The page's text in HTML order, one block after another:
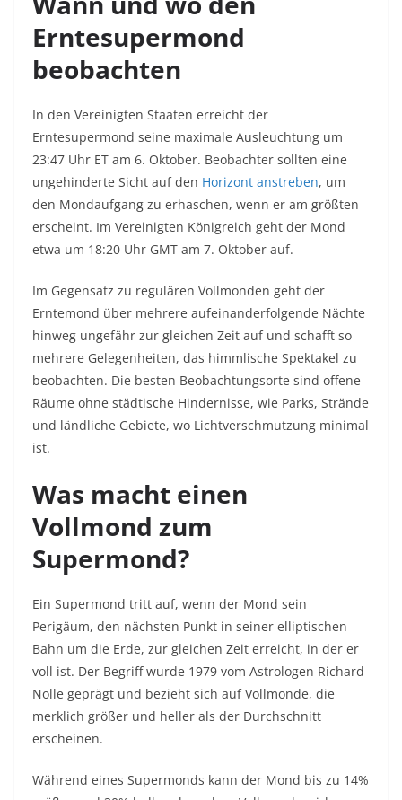
Erntesupermond
beobachten
In den Vereinigten Staaten erreicht der
Erntesupermond seine maximale Ausleuchtung um
23:47 Uhr ET am 6. Oktober. Beobachter sollten eine
ungehinderte Sicht auf den Horizont anstreben, um
den Mondaufgang zu erhaschen, wenn er am größten
erscheint. Im Vereinigten Königreich geht der Mond
etwa um 18:20 Uhr GMT am 7. Oktober auf.
Im Gegensatz zu regulären Vollmonden geht der
Erntemond über mehrere aufeinanderfolgende Nächte
hinweg ungefähr zur gleichen Zeit auf und schafft so
mehrere Gelegenheiten, das himmlische Spektakel zu
beobachten. Die besten Beobachtungsorte sind offene
Räume ohne städtische Hindernisse, wie Parks, Strände
und ländliche Gebiete, wo Lichtverschmutzung minimal
ist.
Was macht einen
Vollmond zum
Supermond?
Ein Supermond tritt auf, wenn der Mond sein
Perigäum, den nächsten Punkt in seiner elliptischen
Bahn um die Erde, zur gleichen Zeit erreicht, in der er
voll ist. Der Begriff wurde 1979 vom Astrologen Richard
Nolle geprägt und bezieht sich auf Vollmonde, die
merklich größer und heller als der Durchschnitt
erscheinen.
Während eines Supermonds kann der Mond bis zu 14%